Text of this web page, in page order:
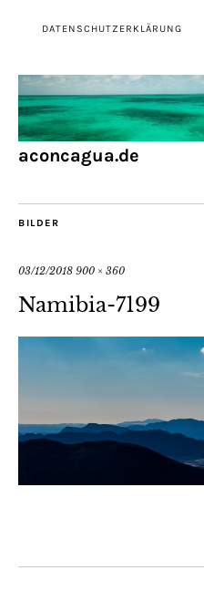
DATENSCHUTZERKLÄRUNG
aconcagua.de
BILDER
03/12/2018 900 × 360
Namibia-7199